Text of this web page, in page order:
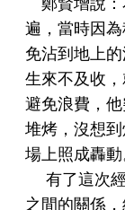
遍，當時因
免沾到地上
生來不及收
避免浪費，
堆烤，沒想
場上照成轟動
有了這次
之間的關係